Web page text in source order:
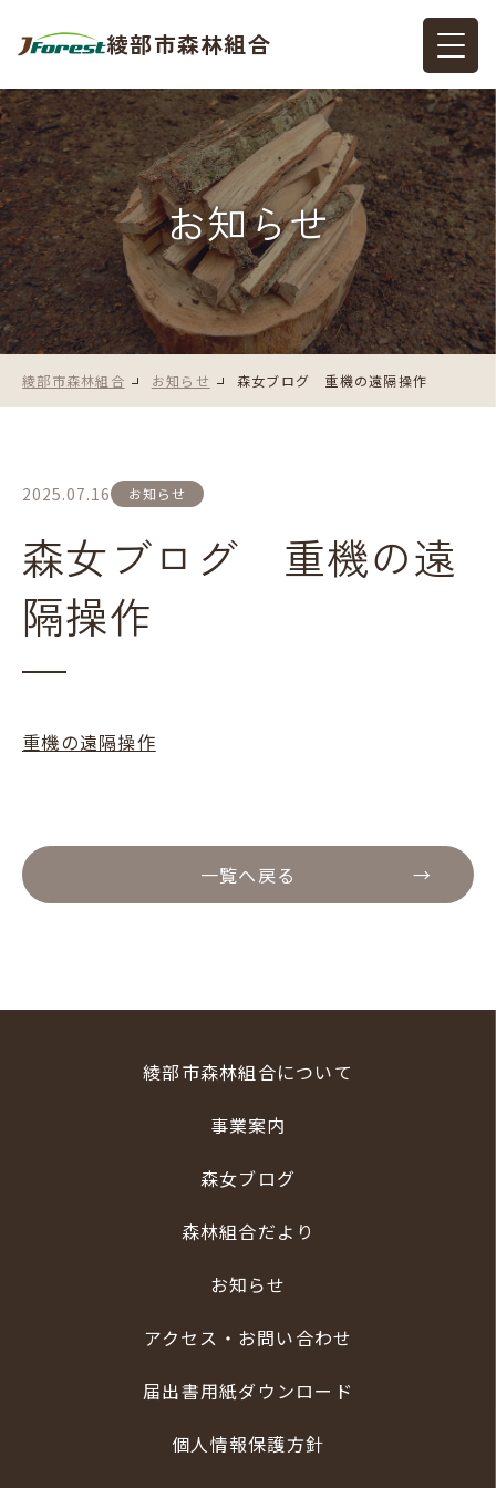
綾部市森林組合
お知らせ
綾部市森林組合 お知らせ 森女ブログ 重機の遠隔操作
2025.07.16 お知らせ
森女ブログ 重機の遠
隔操作
重機の遠隔操作
一覧へ戻る
綾部市森林組合について
事業案内
森女ブログ
森林組合だより
お知らせ
アクセス・お問い合わせ
届出書用紙ダウンロード
個人情報保護方針